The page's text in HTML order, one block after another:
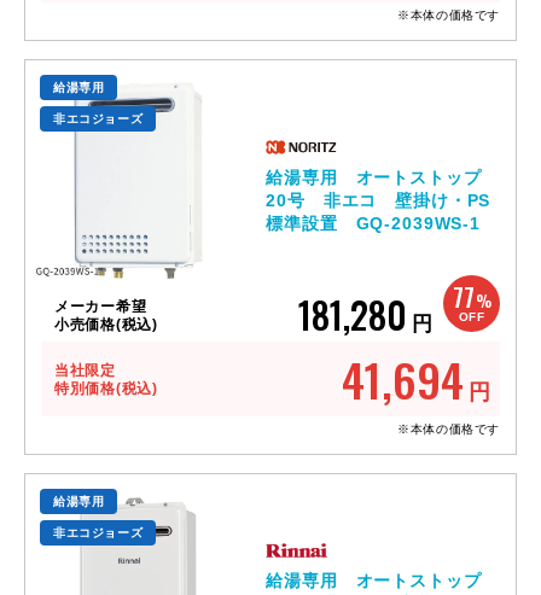
※本体の価格です
給湯専用
非エコジョーズ
給湯専用 オートストップ
20号 非エコ 壁掛け・PS
標準設置 GQ-2039WS-1
77%
OFF
メーカー希望
小売価格(税込)
181,280 円
当社限定
特別価格(税込)
41,694 円
※本体の価格です
給湯専用
非エコジョーズ
給湯専用 オートストップ